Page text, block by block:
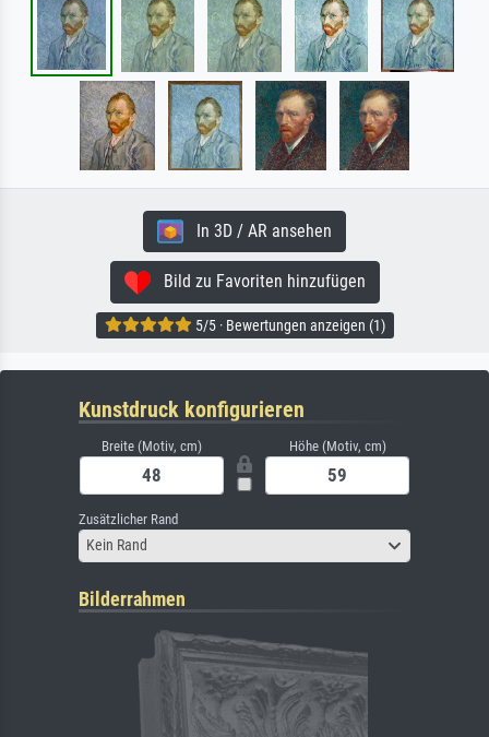
In 3D / AR ansehen
Bild zu Favoriten hinzufügen
5/5 · Bewertungen anzeigen (1)
Kunstdruck konfigurieren
Breite (Motiv, cm) Höhe (Motiv, cm)
Zusätzlicher Rand
Kein Rand
Bilderrahmen